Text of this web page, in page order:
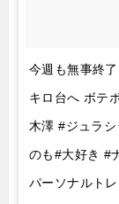
今週も無事終了
キロ台へ ボテ
木澤 #ジュラ
のも#大好き #
パーソナルト